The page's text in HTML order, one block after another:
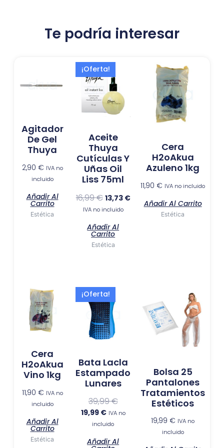
Te podría interesar
Agitador
De Gel
Thuya
2,90 € IVA no
incluido
Añadir Al
Carrito
Estética
¡Oferta!
Aceite
Thuya
Cutículas Y
Uñas Oil
Liss 75ml
16,99€
El
precio
original
era:
16,99 €.
13,73 €
IVA no incluido
Añadir Al
Carrito
Estética
Cera
H2oAkua
Azuleno 1kg
11,90€ IVA no incluido
Añadir Al Carrito
Estética
Cera
H2oAkua
Vino 1kg
11,90 € IVA no
incluido
Añadir Al
Carrito
Estética
¡Oferta!
Bata Lacla
Estampado
Lunares
39,99€
original
19,99 €
El
precio
actual
es:
19,99 €.
IVA no
incluido
Añadir Al
Bolsa 25
Pantalones
Tratamientos
Estéticos
19,99€ IVA no
incluido